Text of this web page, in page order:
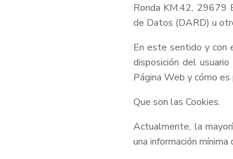
Ronda KM.42, 29679
de Datos (DARD) u
En este sentido y con
disposición del
Página Web y cómo
Que son las Cookies.
Actualmente, la
una información